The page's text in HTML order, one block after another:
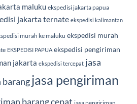
maluku ekspedisi jakarta papua
jakarta ternate ekspedisi kalimantan
murah ke maluku ekspedisi murah
EKSPEDISI PAPUA ekspedisi pengiriman
jakarta ekspedisi tercepat jasa
barangjasa pengiriman
barang cepat